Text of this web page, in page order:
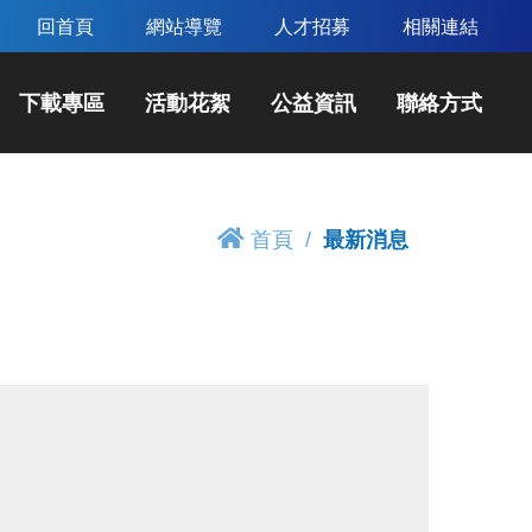
回首頁 網站導覽 人才招募 相關連結
下載專區 活動花絮 公益資訊 聯絡方式
首頁 最新消息